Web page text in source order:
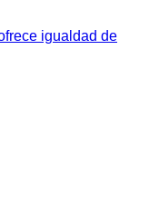
igualdad de